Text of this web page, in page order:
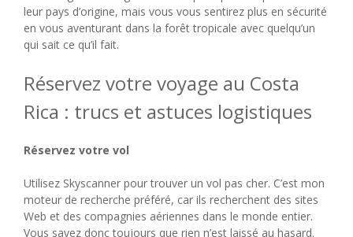
leur pays d’origine, mais vous vous sentirez plus en sécurité
en vous aventurant dans la forêt tropicale avec quelqu’un
qui sait ce qu’il fait.
Réservez votre voyage au Costa
Rica : trucs et astuces logistiques
Réservez votre vol
Utilisez Skyscanner pour trouver un vol pas cher. C’est mon
moteur de recherche préféré, car ils recherchent des sites
Web et des compagnies aériennes dans le monde entier.
Vous savez donc toujours que rien n’est laissé au hasard.